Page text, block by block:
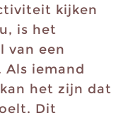
kijken
is het
van een
iemand
het zijn dat
Dit